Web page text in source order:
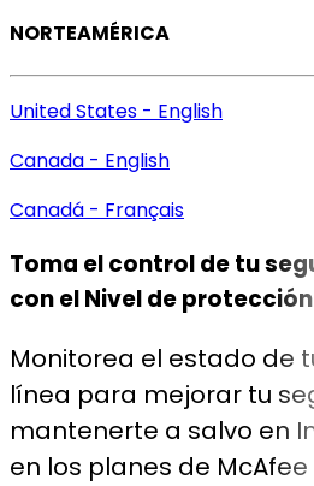
NORTEAMÉRICA
United States - English
Canada - English
Canadá - Français
Toma el control de tu
con elNivel de protección
Monitorea el estado de
línea para mejorar tu
mantenerte a salvo en
en los planes de McAfee